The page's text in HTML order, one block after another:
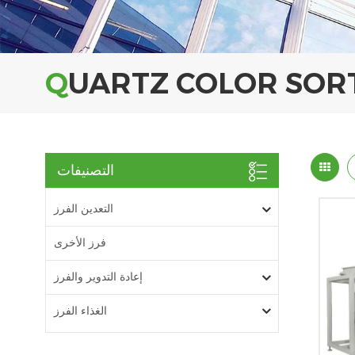
QUARTZ COLOR
التصنيفات
التعدين الفرز
فرز الأخرى
إعادة التدوير والفرز
الغذاء الفرز